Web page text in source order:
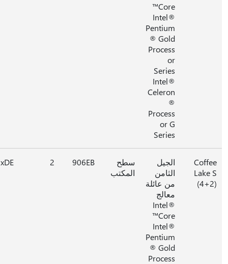
Intel®
Pentium
® Gold
Process
Series
Intel®
Celeron
Process
Series
الجيل
الثامن
من عائلة
معالج
Intel®
Intel®
Pentium
® Gold
Process
سطح
المكتب
906EB
0xDE